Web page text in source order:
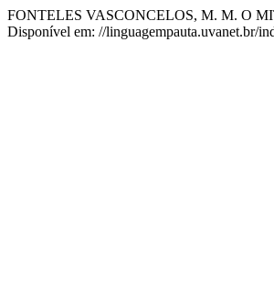
FONTELES VASCONCELOS, M. M. O
Disponível em: //linguagempauta.uvanet.br/